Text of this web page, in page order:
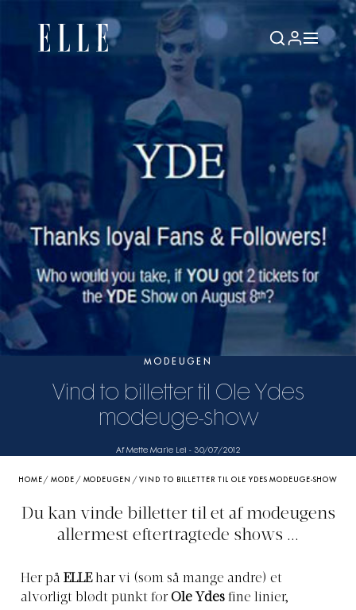
MODEUGEN
Vind to billetter til Ole Ydes
modeuge-show
Af Mette Marie Lei - 30/07/2012
HOME /MODE / MODEUGEN /VIND TO BILLETTER TIL OLE YDES MODEUGE-SHOW
Du kan vinde billetter til et af modeugens
allermest eftertragtede shows ...
Her på ELLEhar vi (som så mange andre) et
alvorligt blødt punkt for Ole Ydes fine linier,